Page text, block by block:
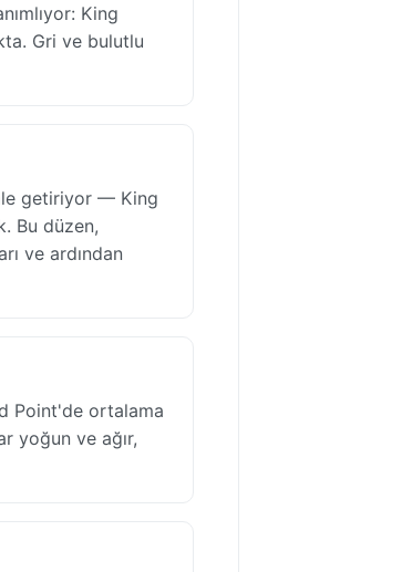
King
Gri ve bulutlu
getiriyor — King
Bu düzen,
ve ardından
Point'de ortalama
yoğun ve ağır,